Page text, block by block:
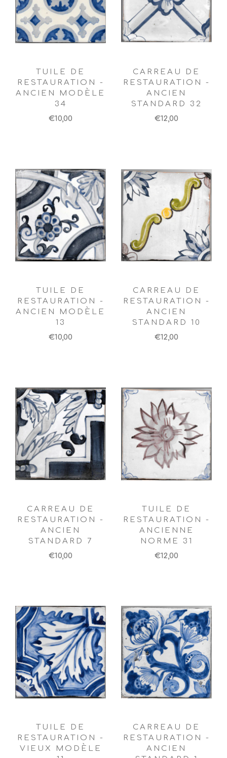
TUILE DE
RESTAURATION -
ANCIEN MODÈLE
34
€10,00
CARREAU DE
RESTAURATION -
ANCIEN
STANDARD 32
€12,00
TUILE DE
RESTAURATION -
ANCIEN MODÈLE
13
€10,00
CARREAU DE
RESTAURATION -
ANCIEN
STANDARD 10
€12,00
CARREAU DE
RESTAURATION -
ANCIEN
STANDARD 7
€10,00
TUILE DE
RESTAURATION -
ANCIENNE
NORME 31
€12,00
TUILE DE
RESTAURATION -
VIEUX MODÈLE
CARREAU DE
RESTAURATION -
ANCIEN